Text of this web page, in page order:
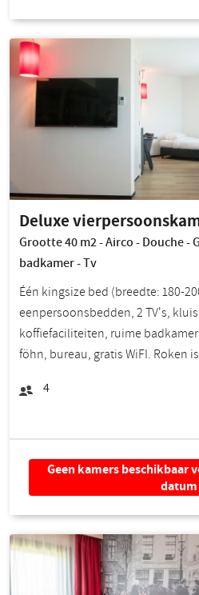
Deluxe
Grootte 40 m2 - Airco - Douche -
badkamer - Tv
Één kingsize bed (breedte: 180-
eenpersoonsbedden, 2 TV's,
koffiefaciliteiten, ruime
föhn, bureau, gratis WiFI. Roken
4
Geen kamers beschikbaar
datum